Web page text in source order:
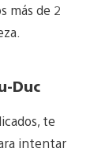
más de 2
Duc
te
intentar